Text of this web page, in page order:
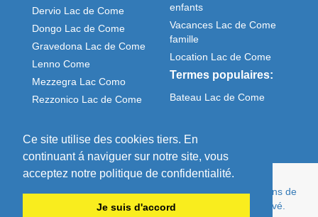
Ce site utilise des cookies tiers. En
continuant á naviguer sur notre site, vous
acceptez notre politique de confidentialité.
Je suis d'accord
Dervio Lac de Come
Dongo Lac de Come
Gravedona Lac de Come
Lenno Come
Mezzegra Lac Como
Rezzonico Lac de Come
enfants
Vacances Lac de Come
famille
Location Lac de Come
Termes populaires:
Bateau Lac de Come
© Comolake Homes - Votre maison en vacances. Maisons de
vacances et appartements de privé - pas cher et cultivé.